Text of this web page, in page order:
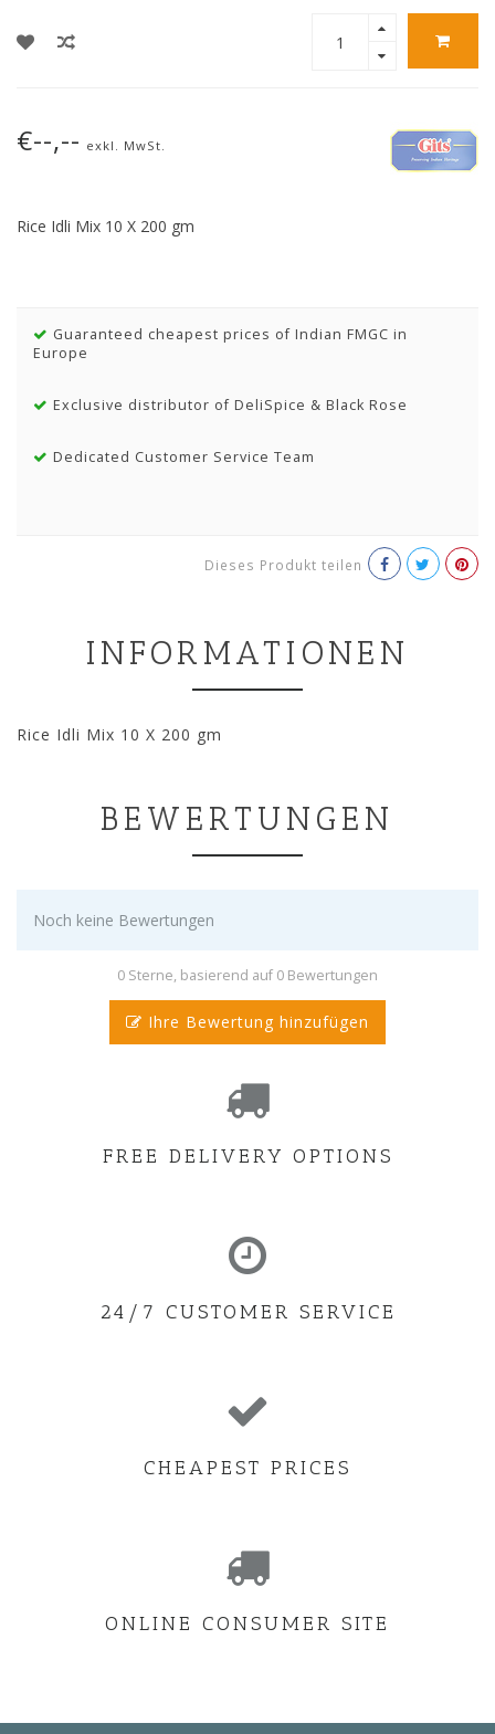
€--,-- exkl. MwSt.
Rice Idli Mix 10 X 200 gm
Guaranteed cheapest prices of Indian FMGC in
Europe
Exclusive distributor of DeliSpice & Black Rose
Dedicated Customer Service Team
Dieses Produkt teilen
INFORMATIONEN
Rice Idli Mix 10 X 200 gm
BEWERTUNGEN
Noch keine Bewertungen
0 Sterne, basierend auf 0 Bewertungen
Ihre Bewertung hinzufügen
FREE DELIVERY OPTIONS
24/7 CUSTOMER SERVICE
CHEAPEST PRICES
ONLINE CONSUMER SITE